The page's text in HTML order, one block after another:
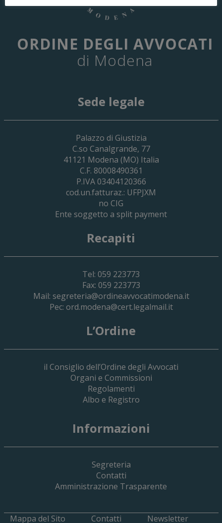
29 Giugno 2026
Cassa Forense – Elezioni Dei Delegati
2030
19 Giugno 2026
ORDINE DEGLI AVVOCATI
di Modena
Sede legale
Palazzo di Giustizia
C.so Canalgrande, 77
41121 Modena (MO) Italia
C.F. 80008490361
P.IVA 03404120366
cod.un.fatturaz.: UFPJXM
no CIG
Ente soggetto a split payment
Recapiti
Tel: 059 223773
Fax: 059 223773
Mail: segreteria@ordineavvocatimodena.it
Pec: ord.modena@cert.legalmail.it
L’Ordine
il Consiglio dell’Ordine degli Avvocati
Organi e Commissioni
Regolamenti
Albo e Registro
Informazioni
Segreteria
Contatti
Amministrazione Trasparente
Mappa del Sito Contatti Newsletter